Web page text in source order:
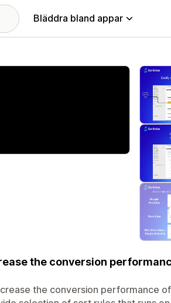
Bläddra bland appar
the conversion
the conversion performance